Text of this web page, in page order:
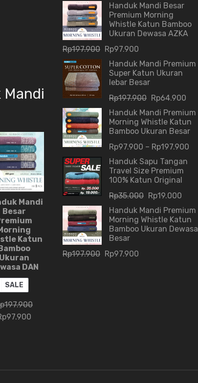
Mandi
Mandi
Besar
Katun
Bamboo
Ukuran
DAN
SALEPRODUCT
ON
SALE
197.900
97.900
Handuk Mandi Besar
Premium Morning
Whistle Katun Bamboo
Ukuran Dewasa AZKA
Rp197.900 Rp97.900
Handuk Mandi Premium
Super Katun Ukuran
lebar Besar
Rp197.900 Rp64.900
Handuk Mandi Premium
Morning Whistle Katun
Bamboo Ukuran Besar
Rp97.900 – Rp197.900
Handuk Sapu Tangan
Travel Size Premium
100% Katun Original
Rp35.000 Rp19.000
Handuk Mandi Premium
Morning Whistle Katun
Bamboo Ukuran Dewasa
Besar
Rp197.900 Rp97.900